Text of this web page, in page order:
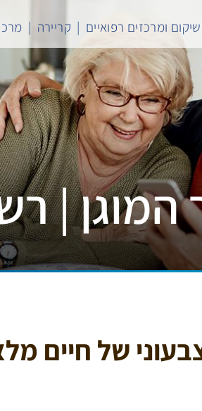
שיקום ומרכזים רפואיים קריירה
המוגן |
של חיים